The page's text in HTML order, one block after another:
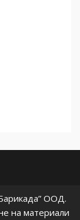
ООД.
на материали